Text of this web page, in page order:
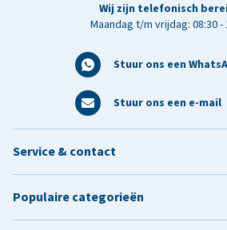
Wij zijn telefonisch
Maandag t/m vrijdag: 08:30 -
Stuur ons een
Stuur ons een e-mail
Service & contact
Populaire categorieën